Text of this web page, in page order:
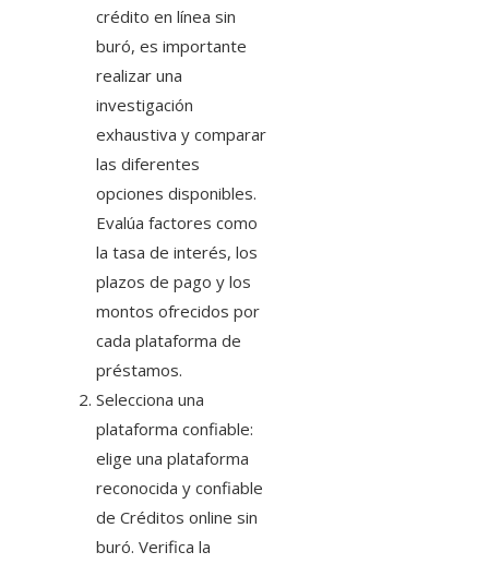
crédito en línea sin
buró, es importante
realizar una
investigación
exhaustiva y comparar
las diferentes
opciones disponibles.
Evalúa factores como
la tasa de interés, los
plazos de pago y los
montos ofrecidos por
cada plataforma de
préstamos.
Selecciona una
plataforma confiable:
elige una plataforma
reconocida y confiable
de Créditos online sin
buró. Verifica la